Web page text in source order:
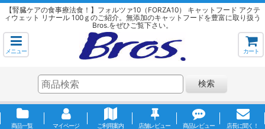
【腎臓ケアの食事療法食！】フォルツァ10（FORZA10） キャットフード アクテ
ィウェット リナール 100ｇのご紹介。無添加のキャットフードを豊富に取り扱う
Bros.をぜひご覧下さい。
メニュー カート
検索
商品一覧 マイページ ご利用案内 店舗レビュー 商品レビュー 店長に聞く！